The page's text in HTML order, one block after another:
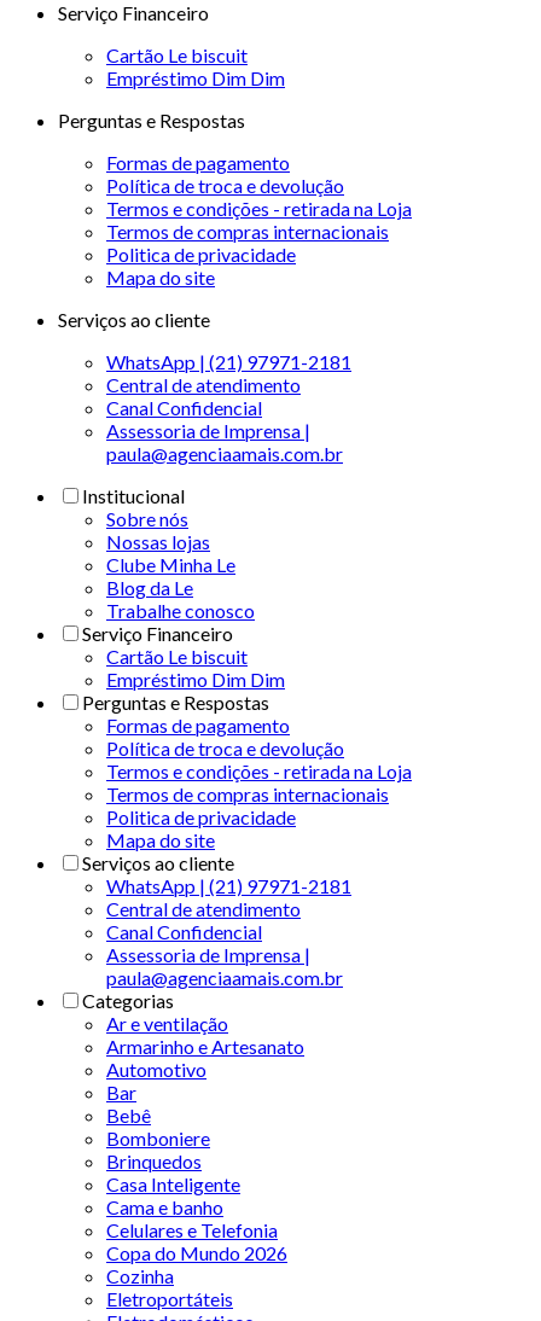
Serviço Financeiro
Cartão Le biscuit
Empréstimo Dim Dim
Perguntas e Respostas
Formas de pagamento
Política de troca e devolução
Termos e condições - retirada na Loja
Termos de compras internacionais
Politica de privacidade
Mapa do site
Serviços ao cliente
WhatsApp | (21) 97971-2181
Central de atendimento
Canal Confidencial
Assessoria de Imprensa |
paula@agenciaamais.com.br
Institucional
Sobre nós
Nossas lojas
Clube Minha Le
Blog da Le
Trabalhe conosco
Serviço Financeiro
Cartão Le biscuit
Empréstimo Dim Dim
Perguntas e Respostas
Formas de pagamento
Política de troca e devolução
Termos e condições - retirada na Loja
Termos de compras internacionais
Politica de privacidade
Mapa do site
Serviços ao cliente
WhatsApp | (21) 97971-2181
Central de atendimento
Canal Confidencial
Assessoria de Imprensa |
paula@agenciaamais.com.br
Categorias
Ar e ventilação
Armarinho e Artesanato
Automotivo
Bar
Bebê
Bomboniere
Brinquedos
Casa Inteligente
Cama e banho
Celulares e Telefonia
Copa do Mundo 2026
Cozinha
Eletroportáteis